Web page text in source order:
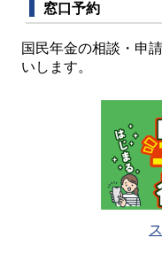
窓口予約
国民年金の相談・申
いします。